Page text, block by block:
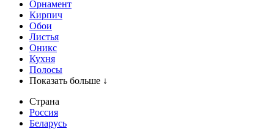
Орнамент
Кирпич
Обои
Листья
Оникс
Кухня
Полосы
Показать больше ↓
Страна
Россия
Беларусь